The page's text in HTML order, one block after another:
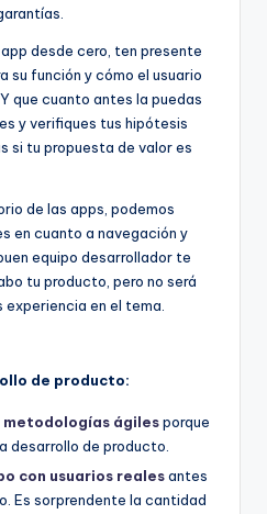
desde cero, ten presente
su función y cómo el usuario
que cuanto antes la puedas
y verifiques tus hipótesis
si tu propuesta de valor es
de las apps, podemos
en cuanto a navegación y
equipo desarrollador te
tu producto, pero no será
en el tema.
de producto:
metodologías ágilesporque
desarrollo de producto.
con usuarios realesantes
Es sorprendente la cantidad